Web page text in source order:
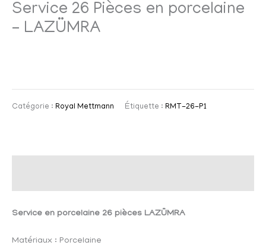
Service 26 Pièces en porcelaine
– LAZÜMRA
Catégorie : Royal Mettmann Étiquette : RMT-26-P1
Service en porcelaine 26 pièces LAZÜMRA
Matériaux : Porcelaine